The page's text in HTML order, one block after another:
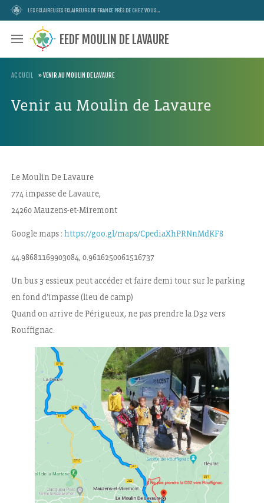
LES ECLAIREUSES ECLAIREURS DE FRANCE PRÈS DE CHEZ VOUS...
EEDF MOULIN DE LAVAURE
ACCUEIL »VENIR AU MOULIN DE LAVAURE
Venir au Moulin de Lavaure
Le Moulin De Lavaure
774 impasse de Lavaure,
24260 Mauzens-et-Miremont
Google maps : https://goo.gl/maps/CpediaXhPRNnMdKF8
44.98681169903084, 0.9616250061516737
Un bus 3 essieux peut accéder et faire demi tour sur le parking
en fond d’impasse (lieu de camp)
Quand on arrive de Périgueux, ne pas prendre la D32 vers
Rouffignac.